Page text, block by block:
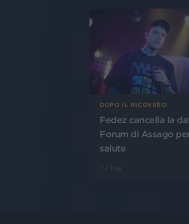
DOPO IL RICOVERO
Fedez cancella la
Forum di Assago
salute